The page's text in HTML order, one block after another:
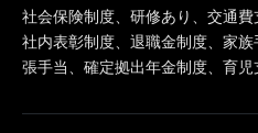
社会保険制度、研修あり、交通費
社内表彰制度、退職金制度、家
張手当、確定拠出年金制度、育